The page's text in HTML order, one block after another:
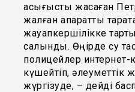
асығыстық жасаған
жалған ақпаратты
жауапкершілікке
салынды. Өңірде су
полицейлер интернет-
күшейтіп, әлеуметтік
жүргізуде, – дейді